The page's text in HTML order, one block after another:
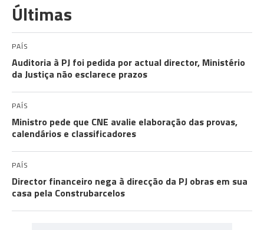
Últimas
PAÍS
Auditoria à PJ foi pedida por actual director, Ministério
da Justiça não esclarece prazos
PAÍS
Ministro pede que CNE avalie elaboração das provas,
calendários e classificadores
PAÍS
Director financeiro nega à direcção da PJ obras em sua
casa pela Construbarcelos